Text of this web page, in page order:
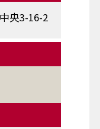
央3-16-2